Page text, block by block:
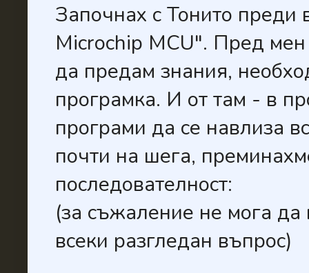
Започнах с Тонито
Microchip MCU". Пред
да предам знания,
програмка. И от там - в
програми да се навлиза
почти на шега,
последователност:
(за съжаление не мога да
всеки разгледан въпрос)